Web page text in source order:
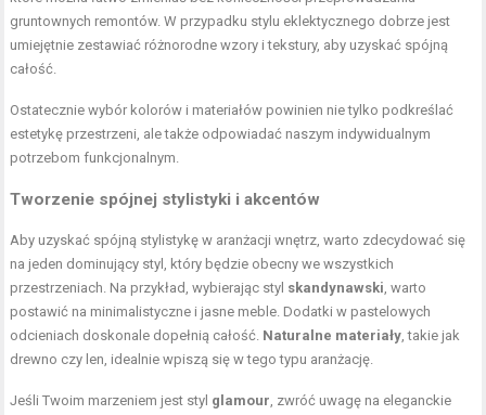
gruntownych remontów. W przypadku stylu eklektycznego dobrze jest
umiejętnie zestawiać różnorodne wzory i tekstury, aby uzyskać spójną
całość.
Ostatecznie wybór kolorów i materiałów powinien nie tylko podkreślać
estetykę przestrzeni, ale także odpowiadać naszym indywidualnym
potrzebom funkcjonalnym.
Tworzenie spójnej stylistyki i akcentów
Aby uzyskać spójną stylistykę w aranżacji wnętrz, warto zdecydować się
na jeden dominujący styl, który będzie obecny we wszystkich
przestrzeniach. Na przykład, wybierając styl skandynawski, warto
postawić na minimalistyczne i jasne meble. Dodatki w pastelowych
odcieniach doskonale dopełnią całość. Naturalne materiały, takie jak
drewno czy len, idealnie wpiszą się w tego typu aranżację.
Jeśli Twoim marzeniem jest styl glamour, zwróć uwagę na eleganckie